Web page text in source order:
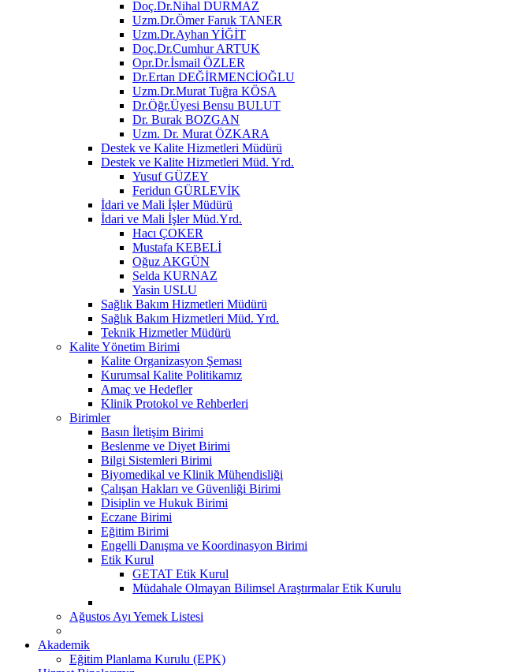
Doç.Dr.Nihal DURMAZ
Uzm.Dr.Ömer Faruk TANER
Uzm.Dr.Ayhan YİĞİT
Doç.Dr.Cumhur ARTUK
Opr.Dr.İsmail ÖZLER
Dr.Ertan DEĞİRMENCİOĞLU
Uzm.Dr.Murat Tuğra KÖSA
Dr.Öğr.Üyesi Bensu BULUT
Dr. Burak BOZGAN
Uzm. Dr. Murat ÖZKARA
Destek ve Kalite Hizmetleri Müdürü
Destek ve Kalite Hizmetleri Müd. Yrd.
Yusuf GÜZEY
Feridun GÜRLEVİK
İdari ve Mali İşler Müdürü
İdari ve Mali İşler Müd.Yrd.
Hacı ÇOKER
Mustafa KEBELİ
Oğuz AKGÜN
Selda KURNAZ
Yasin USLU
Sağlık Bakım Hizmetleri Müdürü
Sağlık Bakım Hizmetleri Müd. Yrd.
Teknik Hizmetler Müdürü
Kalite Yönetim Birimi
Kalite Organizasyon Şeması
Kurumsal Kalite Politikamız
Amaç ve Hedefler
Klinik Protokol ve Rehberleri
Birimler
Basın İletişim Birimi
Beslenme ve Diyet Birimi
Bilgi Sistemleri Birimi
Biyomedikal ve Klinik Mühendisliği
Çalışan Hakları ve Güvenliği Birimi
Disiplin ve Hukuk Birimi
Eczane Birimi
Eğitim Birimi
Engelli Danışma ve Koordinasyon Birimi
Etik Kurul
GETAT Etik Kurul
Müdahale Olmayan Bilimsel Araştırmalar Etik Kurulu
Ağustos Ayı Yemek Listesi
Akademik
Eğitim Planlama Kurulu (EPK)